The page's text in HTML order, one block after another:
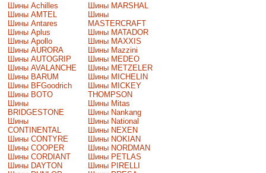
Шины Achilles
Шины AMTEL
Шины Antares
Шины Aplus
Шины Apollo
Шины AURORA
Шины AUTOGRIP
Шины AVALANCHE
Шины BARUM
Шины BFGoodrich
Шины BOTO
Шины
BRIDGESTONE
Шины
CONTINENTAL
Шины CONTYRE
Шины COOPER
Шины CORDIANT
Шины DAYTON
Шины MARSHAL
Шины
MASTERCRAFT
Шины MATADOR
Шины MAXXIS
Шины Mazzini
Шины MEDEO
Шины METZELER
Шины MICHELIN
Шины MICKEY
THOMPSON
Шины Mitas
Шины Nankang
Шины National
Шины NEXEN
Шины NOKIAN
Шины NORDMAN
Шины PETLAS
Шины PIRELLI